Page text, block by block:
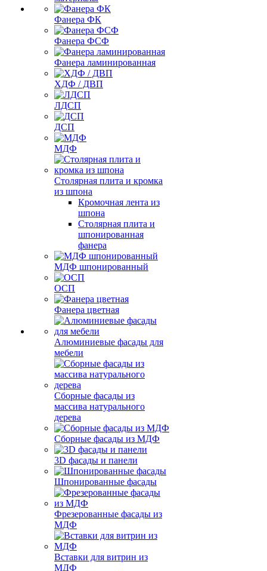
Фанера ФК
Фанера ФСФ
Фанера ламинированная
ХДФ / ДВП
ЛДСП
ДСП
МДФ
Столярная плита и кромка
из шпона
Кромочная лента из
шпона
Столярная плита и
шпонированная
фанера
МДФ шпонированный
ОСП
Фанера цветная
Алюминиевые фасады для
мебели
Сборные фасады из
массива натурального
дерева
Сборные фасады из МДФ
3D фасады и панели
Шпонированные фасады
Фрезерованные фасады из
МДФ
Вставки для витрин из
МДФ